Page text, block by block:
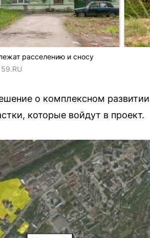
расселению и сносу
о комплексном
которые войдут в проект.